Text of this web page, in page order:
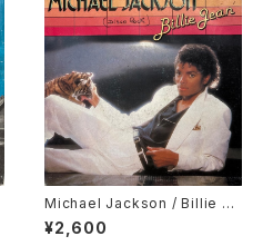
Michael Jackson / Billie Je
an, It's The Falling In Love
¥2,600